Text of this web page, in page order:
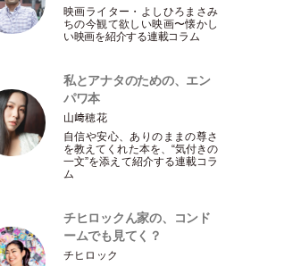
映画ライター ・ よしひろまさみ
ちの今観て欲しい映画〜懐かし
い映画を紹介する連載コラム
私とアナタのための、エン
パワ本
山﨑穂花
自信や安心、ありのままの尊さ
を教えてくれた本を、“気付きの
一文”を添えて紹介する連載コラ
ム
チヒロックん家の、コンド
ームでも見てく？
チヒロック